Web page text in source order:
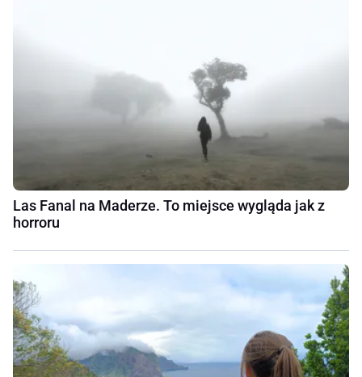
Las Fanal na Maderze. To miejsce wygląda jak z
horroru